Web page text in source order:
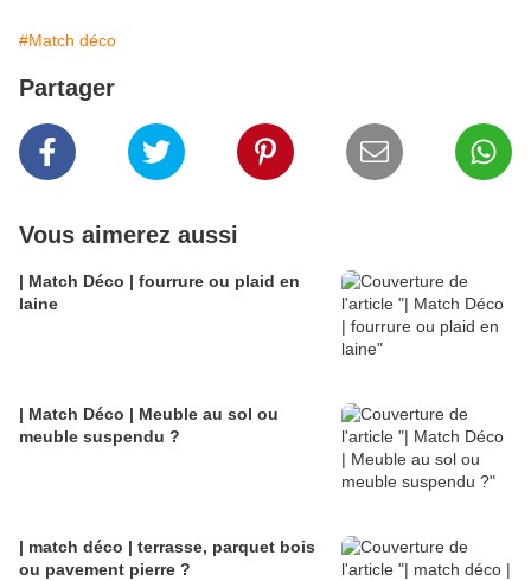
#Match déco
Partager
Vous aimerez aussi
| Match Déco | fourrure ou plaid en
laine
| Match Déco | Meuble au sol ou
meuble suspendu ?
| match déco | terrasse, parquet bois
ou pavement pierre ?